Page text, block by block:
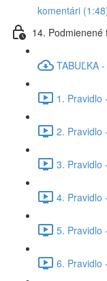
komentári
14.
TABUĽKA
1. Pravidlo
2. Pravidlo
3. Pravidlo
4. Pravidlo
5. Pravidlo
6. Pravidlo